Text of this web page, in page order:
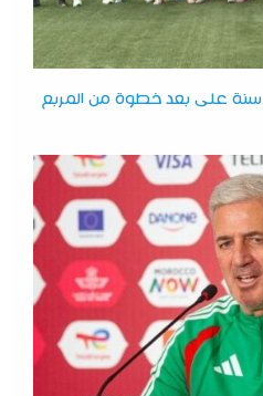
صنف اتحاد عنابة أقل من 16 سنة على بعد خطوة من المربع